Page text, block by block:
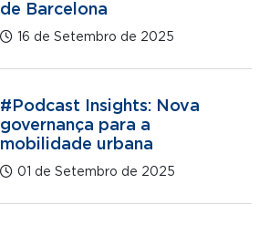
de Barcelona
16 de Setembro de 2025
#Podcast Insights: Nova
governança para a
mobilidade urbana
01 de Setembro de 2025